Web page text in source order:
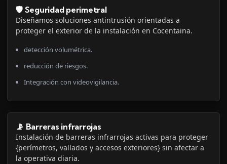
🛡️ Seguridad perimetral
Diseñamos soluciones antintrusión orientadas a
proteger el exterior de la instalación en Cocentaina.
detección volumétrica.
reducción de riesgos.
Integración con videovigilancia.
📡 Barreras infrarrojas
Instalación de barreras infrarrojas activas para proteger
{perímetros, vallados y accesos exteriores} sin afectar a
la operativa diaria.